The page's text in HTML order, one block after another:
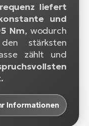
liefert
und
Nm, wodurch
stärksten
zählt und
Informationen